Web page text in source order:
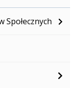
Społecznych